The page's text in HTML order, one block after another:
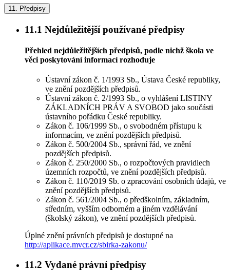
11. Předpisy
11.1 Nejdůležitější používané předpisy
Přehled nejdůležitějších předpisů, podle nichž škola ve
věci poskytování informací rozhoduje
Ústavní zákon č. 1/1993 Sb., Ústava České republiky,
ve znění pozdějších předpisů.
Ústavní zákon č. 2/1993 Sb., o vyhlášení LISTINY
ZÁKLADNÍCH PRÁV A SVOBOD jako součásti
ústavního pořádku České republiky.
Zákon č. 106/1999 Sb., o svobodném přístupu k
informacím, ve znění pozdějších předpisů.
Zákon č. 500/2004 Sb., správní řád, ve znění
pozdějších předpisů.
Zákon č. 250/2000 Sb., o rozpočtových pravidlech
územních rozpočtů, ve znění pozdějších předpisů.
Zákon č. 110/2019 Sb. o zpracování osobních údajů, ve
znění pozdějších předpisů.
Zákon č. 561/2004 Sb., o předškolním, základním,
středním, vyšším odborném a jiném vzdělávání
(školský zákon), ve znění pozdějších předpisů.
Úplné znění právních předpisů je dostupné na
http://aplikace.mvcr.cz/sbirka-zakonu/
11.2 Vydané právní předpisy